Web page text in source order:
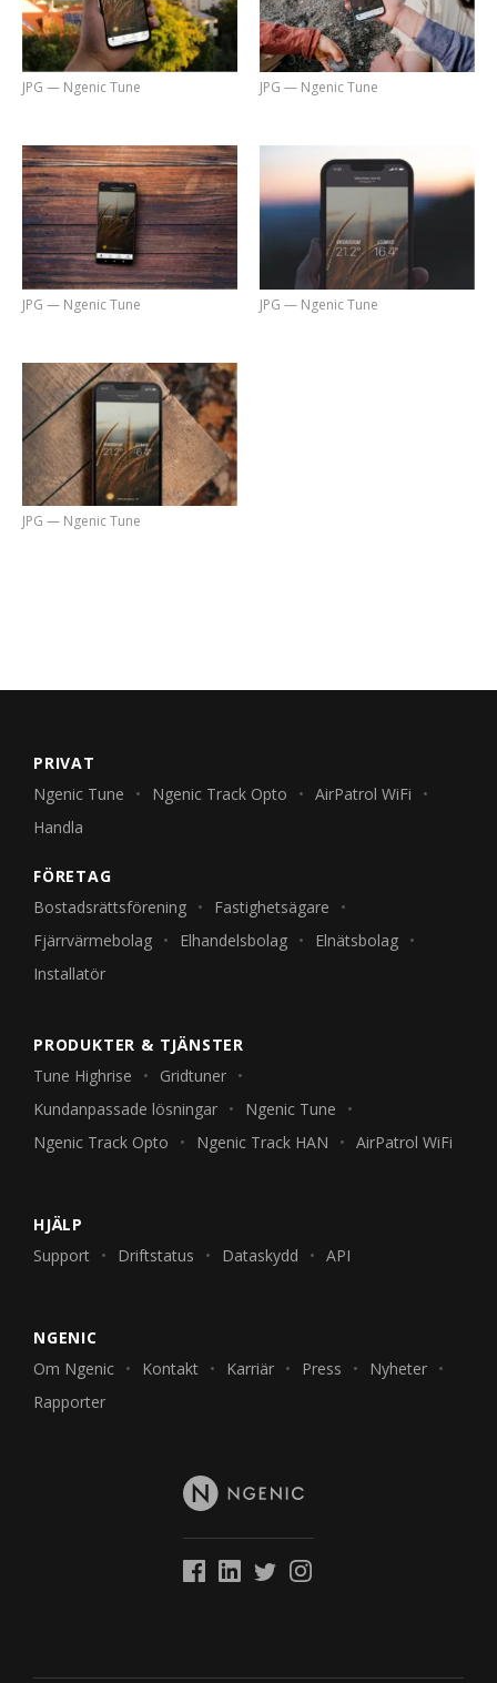
JPG — Ngenic Tune JPG — Ngenic Tune
JPG — Ngenic Tune JPG — Ngenic Tune
JPG — Ngenic Tune
PRIVAT
Ngenic Tune
Ngenic Track Opto
AirPatrol WiFi
Handla
FÖRETAG
Bostadsrättsförening
Fastighetsägare
Fjärrvärmebolag
Elhandelsbolag
Elnätsbolag
Installatör
PRODUKTER & TJÄNSTER
Tune Highrise
Gridtuner
Kundanpassade lösningar
Ngenic Tune
Ngenic Track Opto
Ngenic Track HAN AirPatrol WiFi
HJÄLP
Support
Driftstatus Dataskydd API
NGENIC
Om Ngenic
Kontakt Karriär Press
Nyheter
Rapporter